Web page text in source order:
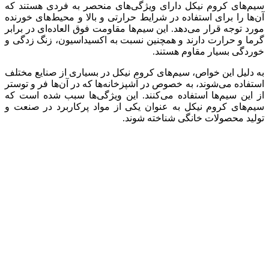
سیم‌های کروم نیکل دارای ویژگی‌های منحصر به فردی هستند که
آن‌ها را برای استفاده در شرایط حرارتی و بالا و محیط‌های خورنده
مورد توجه قرار می‌دهد. این سیم‌ها مقاومت فوق العاده‌ای در برابر
گرما و حرارت دارند و همچنین نسبت به اکسیداسیون، زنگ زدگی و
خوردگی بسیار مقاوم هستند.
به دلیل این خواص، سیم‌های کروم نیکل در بسیاری از صنایع مختلف
استفاده می‌شوند، به خصوص در آشپزخانه‌ها که در آن‌ها فر و توستر
از این سیم‌ها استفاده می‌کنند. این ویژگی‌ها سبب شده است که
سیم‌های کروم نیکل به عنوان یکی از مواد پرکاربرد در صنعت و
تولید محصولات خانگی شناخته شوند.